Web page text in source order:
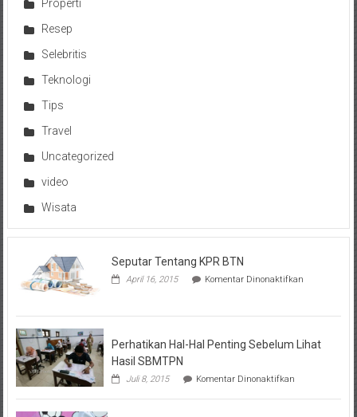
Properti
Resep
Selebritis
Teknologi
Tips
Travel
Uncategorized
video
Wisata
Seputar Tentang KPR BTN
April 16, 2015 Komentar Dinonaktifkanpada
KPR
Perhatikan Hal-Hal Penting Sebelum Lihat
Hasil SBMTPN
Juli 8, 2015 Komentar Dinonaktifkanpada
Hal-